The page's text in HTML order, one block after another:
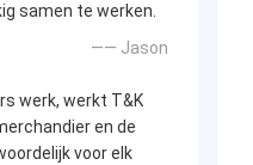
samen te werken.
—— Jason
werk, werkt T&K
en de
voor elk